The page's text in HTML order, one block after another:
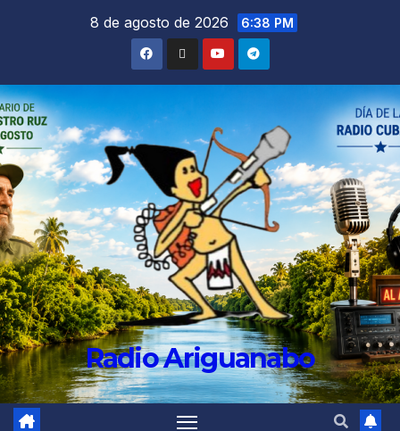
8 de agosto de 2026 6:38 PM
Radio Ariguanabo